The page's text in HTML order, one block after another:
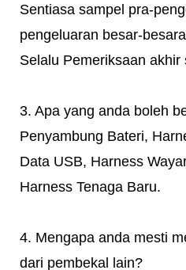
Sentiasa sampel pra-
pengeluaran besar-
Selalu Pemeriksaan
3. Apa yang anda boleh
Penyambung Bateri,
Data USB, Harness
Harness Tenaga Baru.
4. Mengapa anda mesti
dari pembekal lain?